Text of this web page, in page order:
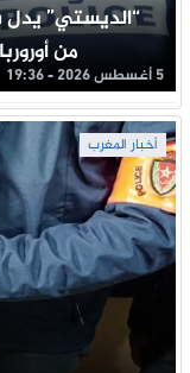
“الديستي”
من
5 أغسطس 2026 - 19:36
أخبار المغرب